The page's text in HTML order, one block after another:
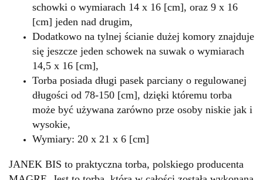
schowki o wymiarach 14 x 16 [cm], oraz 9 x 16
[cm] jeden nad drugim,
Dodatkowo na tylnej ścianie dużej komory znajduje
się jeszcze jeden schowek na suwak o wymiarach
14,5 x 16 [cm],
Torba posiada długi pasek parciany o regulowanej
długości od 78-150 [cm], dzięki któremu torba
może być używana zarówno prze osoby niskie jak i
wysokie,
Wymiary: 20 x 21 x 6 [cm]
JANEK BIS to praktyczna torba, polskiego producenta